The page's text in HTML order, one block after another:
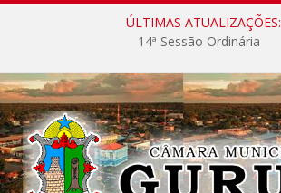
ÚLTIMAS ATUALIZAÇÕES:
14ª Sessão Ordinária